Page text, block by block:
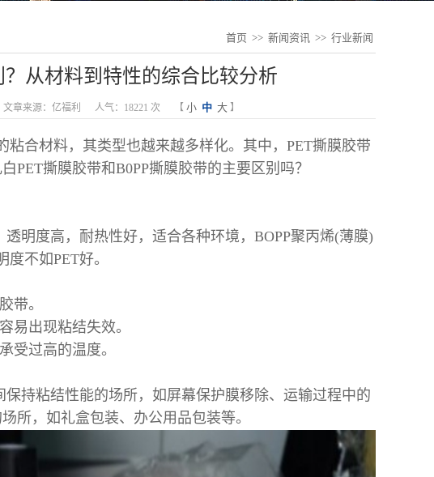
首页 >> 新闻资讯 >> 行业新闻
从材料到特性的综合比较分析
文章来源：亿福利 人气：18221 次 【 小 中 大 】
合材料，其类型也越来越多样化。其中，PET撕膜胶带
PET撕膜胶带和B0PP撕膜胶带的主要区别吗？
明度高，耐热性好，适合各种环境， BOPP聚丙烯(薄膜)
不如PET好。
带。
易出现粘结失效。
受过高的温度。
持粘结性能的场所，如屏幕保护膜移除、运输过程中的
所，如礼盒包装、办公用品包装等。